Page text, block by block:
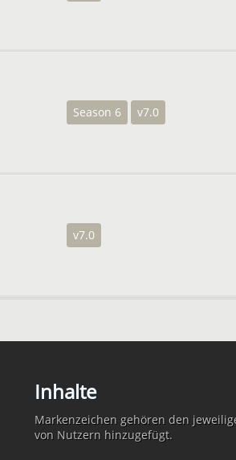
Season 6 v7.0
v7.0
Inhalte
Markenzeichen gehören den
von Nutzern hinzugefügt.